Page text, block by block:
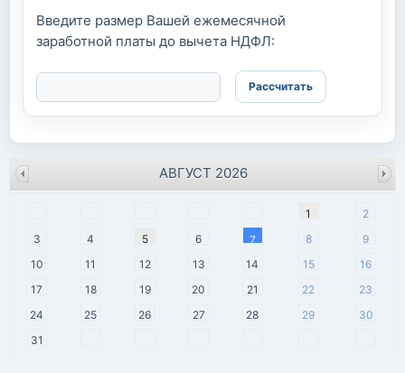
Введите размер Вашей ежемесячной
заработной платы до вычета НДФЛ:
1
2
3
4 5 6 7 8
9
10
11 12 13 14 15
16
17
18 19 20 21 22
23
24
25 26 27 28 29
30
31
АВГУСТ 2026